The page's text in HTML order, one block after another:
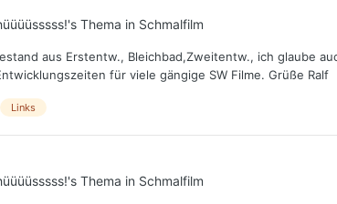
's Thema in Schmalfilm
aus Erstentw., Bleichbad,Zweitentw., ich glaube
für viele gängige SW Filme. Grüße Ralf
Links
's Thema in Schmalfilm